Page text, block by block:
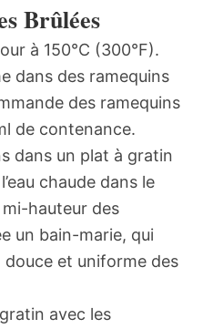
Brûlées
à 150°C (300°F).
dans des ramequins
des ramequins
de contenance.
dans un plat à gratin
chaude dans le
mi-hauteur des
un bain-marie, qui
douce et uniforme des
avec les